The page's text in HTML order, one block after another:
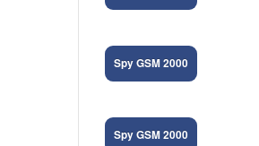
Spy GSM 2000
Spy GSM 2000